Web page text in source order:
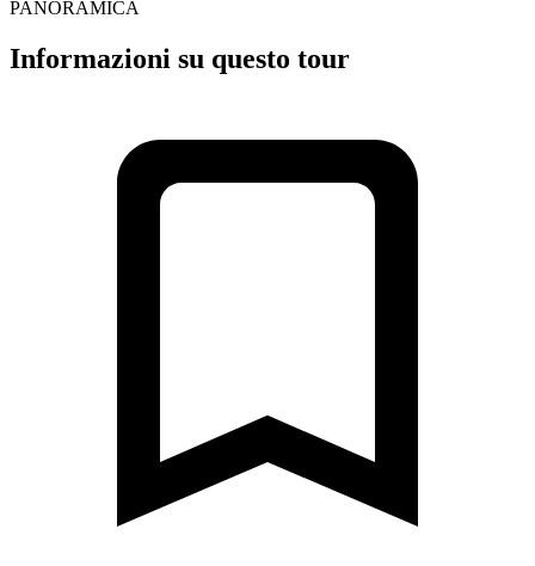
PANORAMICA
Informazioni su questo tour